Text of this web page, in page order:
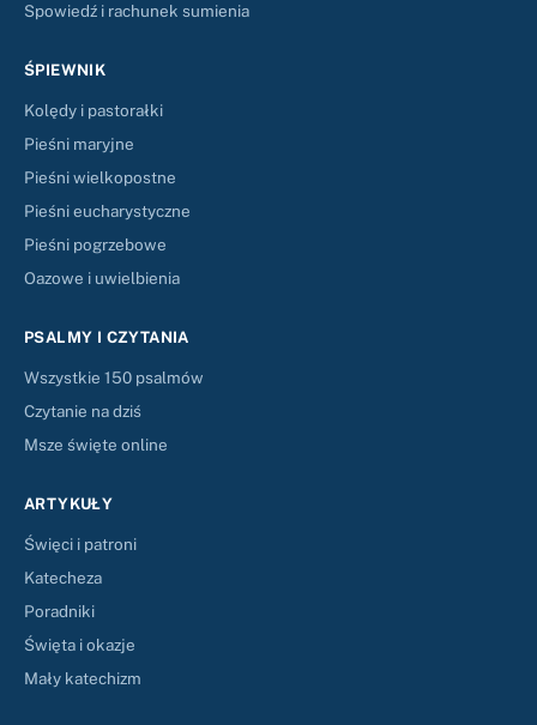
Spowiedź i rachunek sumienia
ŚPIEWNIK
Kolędy i pastorałki
Pieśni maryjne
Pieśni wielkopostne
Pieśni eucharystyczne
Pieśni pogrzebowe
Oazowe i uwielbienia
PSALMY I CZYTANIA
Wszystkie 150 psalmów
Czytanie na dziś
Msze święte online
ARTYKUŁY
Święci i patroni
Katecheza
Poradniki
Święta i okazje
Mały katechizm